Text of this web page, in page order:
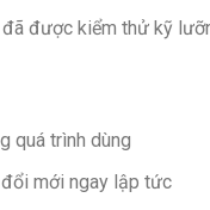
được kiểm thử kỹ
quá trình dùng
đổi mới ngay lập tức